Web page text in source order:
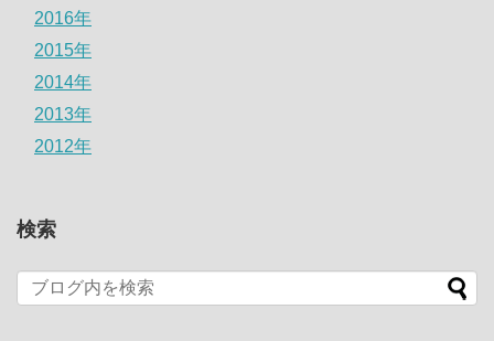
2016年
2015年
2014年
2013年
2012年
検索